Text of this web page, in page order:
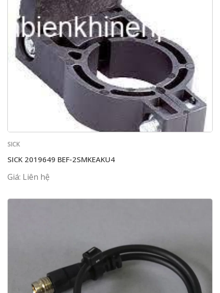
SICK
SICK 2019649 BEF-2SMKEAKU4
Giá: Liên hệ